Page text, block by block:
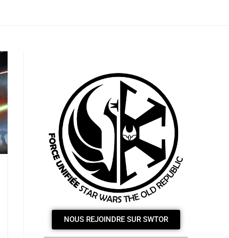
NOUS REJOINDRE SUR SWTOR